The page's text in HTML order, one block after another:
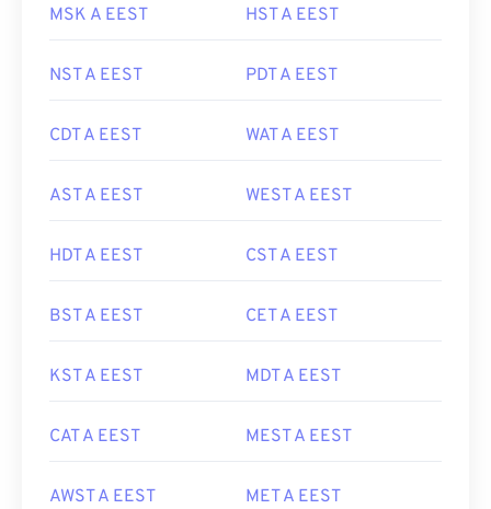
MSK A EEST HST A EEST
NST A EEST PDT A EEST
CDT A EEST WAT A EEST
AST A EEST WEST A EEST
HDT A EEST CST A EEST
BST A EEST CET A EEST
KST A EEST MDT A EEST
CAT A EEST MEST A EEST
AWST A EEST MET A EEST